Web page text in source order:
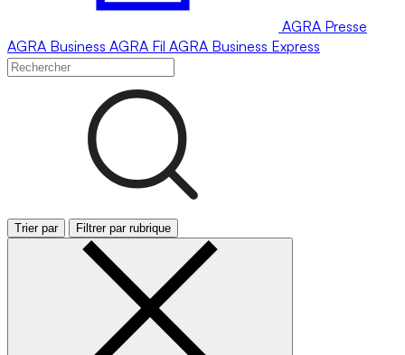
AGRA Presse
AGRA Business AGRA Fil AGRA Business Express
Trier par Filtrer par rubrique